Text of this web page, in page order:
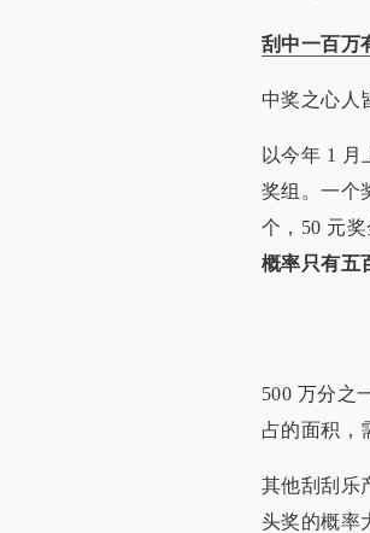
刮中一百万
中奖之心人
以今年 1 月
奖组。一个
个，50 元
概率只有五
500 万分之
占的面积，
其他刮刮乐
头奖的概率